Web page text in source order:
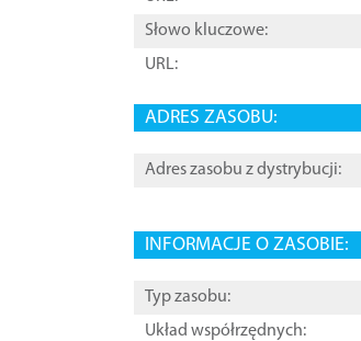
Słowo kluczowe:
URL:
ADRES ZASOBU:
Adres zasobu z dystrybucji:
INFORMACJE O ZASOBIE:
Typ zasobu:
Układ współrzędnych: